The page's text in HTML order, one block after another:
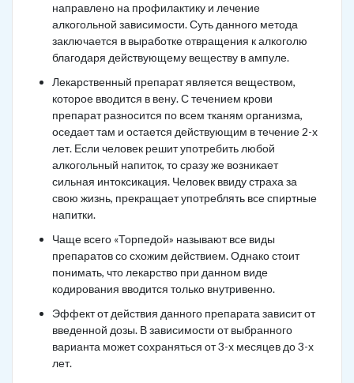
направлено на профилактику и лечение
алкогольной зависимости. Суть данного метода
заключается в выработке отвращения к алкоголю
благодаря действующему веществу в ампуле.
Лекарственный препарат является веществом,
которое вводится в вену. С течением крови
препарат разносится по всем тканям организма,
оседает там и остается действующим в течение 2-х
лет. Если человек решит употребить любой
алкогольный напиток, то сразу же возникает
сильная интоксикация. Человек ввиду страха за
свою жизнь, прекращает употреблять все спиртные
напитки.
Чаще всего «Торпедой» называют все виды
препаратов со схожим действием. Однако стоит
понимать, что лекарство при данном виде
кодирования вводится только внутривенно.
Эффект от действия данного препарата зависит от
введенной дозы. В зависимости от выбранного
варианта может сохраняться от 3-х месяцев до 3-х
лет.